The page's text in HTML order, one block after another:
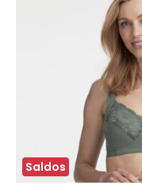
Saldos